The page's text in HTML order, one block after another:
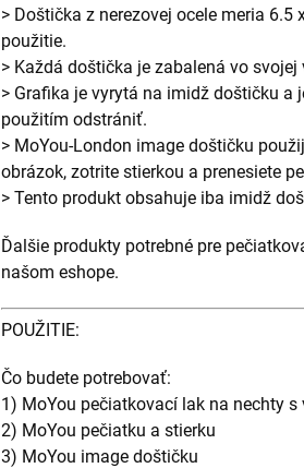
> Doštička z nerezovej ocele meria
použitie.
> Každá doštička je zabalená vo
> Grafika je vyrytá na imidž doštičku
použitím odstrániť.
> MoYou-London image doštičku
obrázok, zotrite stierkou a prenesiete
> Tento produkt obsahuje iba imidž
Ďalšie produkty potrebné pre
našom eshope.
POUŽITIE:
Čo budete potrebovať:
1) MoYou pečiatkovací lak na nechty
2) MoYou pečiatku a stierku
3) MoYou image doštičku